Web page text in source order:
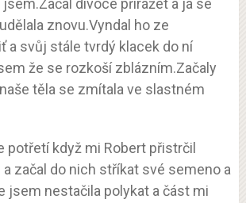
jsem.Začal divoce přirážet a já se
znovu.Vyndal ho ze
a svůj stále tvrdý klacek do ní
že se rozkoší zblázním.Začaly
těla se zmítala ve slastném
potřetí když mi Robert přistrčil
začal do nich stříkat své semeno a
jsem nestačila polykat a část mi